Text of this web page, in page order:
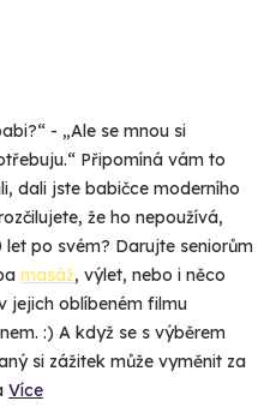
- „Ale se mnou si
Připomíná vám to
dali jste babičce moderního
že ho nepoužívá,
po svém? Darujte seniorům
masáž, výlet, nebo i něco
jejich oblíbeném filmu
:) A když se s výběrem
si zážitek může vyměnit za
Více